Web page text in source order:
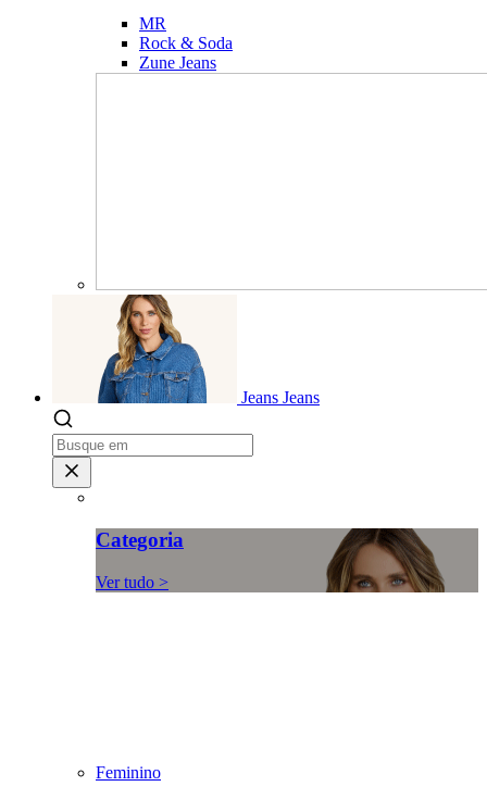
MR
Rock & Soda
Zune Jeans
Jeans Jeans
Categoria
Ver tudo >
Feminino